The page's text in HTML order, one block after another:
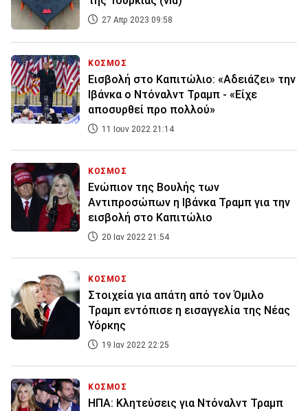
27 Απρ 2023 09:58
ΚΟΣΜΟΣ
Εισβολή στο Καπιτώλιο: «Αδειάζει» την
Ιβάνκα ο Ντόναλντ Τραμπ - «Είχε
αποσυρθεί προ πολλού»
11 Ιουν 2022 21:14
ΚΟΣΜΟΣ
Ενώπιον της Βουλής των
Αντιπροσώπων η Ιβάνκα Τραμπ για την
εισβολή στο Καπιτώλιο
20 Ιαν 2022 21:54
ΚΟΣΜΟΣ
Στοιχεία για απάτη από τον Όμιλο
Τραμπ εντόπισε η εισαγγελία της Νέας
Υόρκης
19 Ιαν 2022 22:25
ΚΟΣΜΟΣ
ΗΠΑ: Κλητεύσεις για Ντόναλντ Τραμπ